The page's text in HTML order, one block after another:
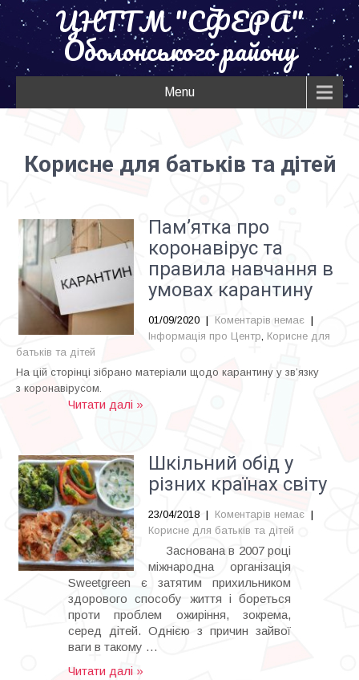
ЦНТТМ "СФЕРА"
Оболонського району
Menu
Корисне для батьків та дітей
Пам’ятка про
коронавірус та
правила навчання в
умовах карантину
01/09/2020 | Коментарів немає |
Інформація про Центр, Корисне для
батьків та дітей
На цій сторінці зібрано матеріали щодо карантину у зв’язку
з коронавірусом.
Читати далі »
Шкільний обід у
різних країнах світу
23/04/2018 | Коментарів немає |
Корисне для батьків та дітей
Заснована в 2007 році
міжнародна організація
Sweetgreen є затятим прихильником
здорового способу життя і бореться
проти проблем ожиріння, зокрема,
серед дітей. Однією з причин зайвої
ваги в такому …
Читати далі »